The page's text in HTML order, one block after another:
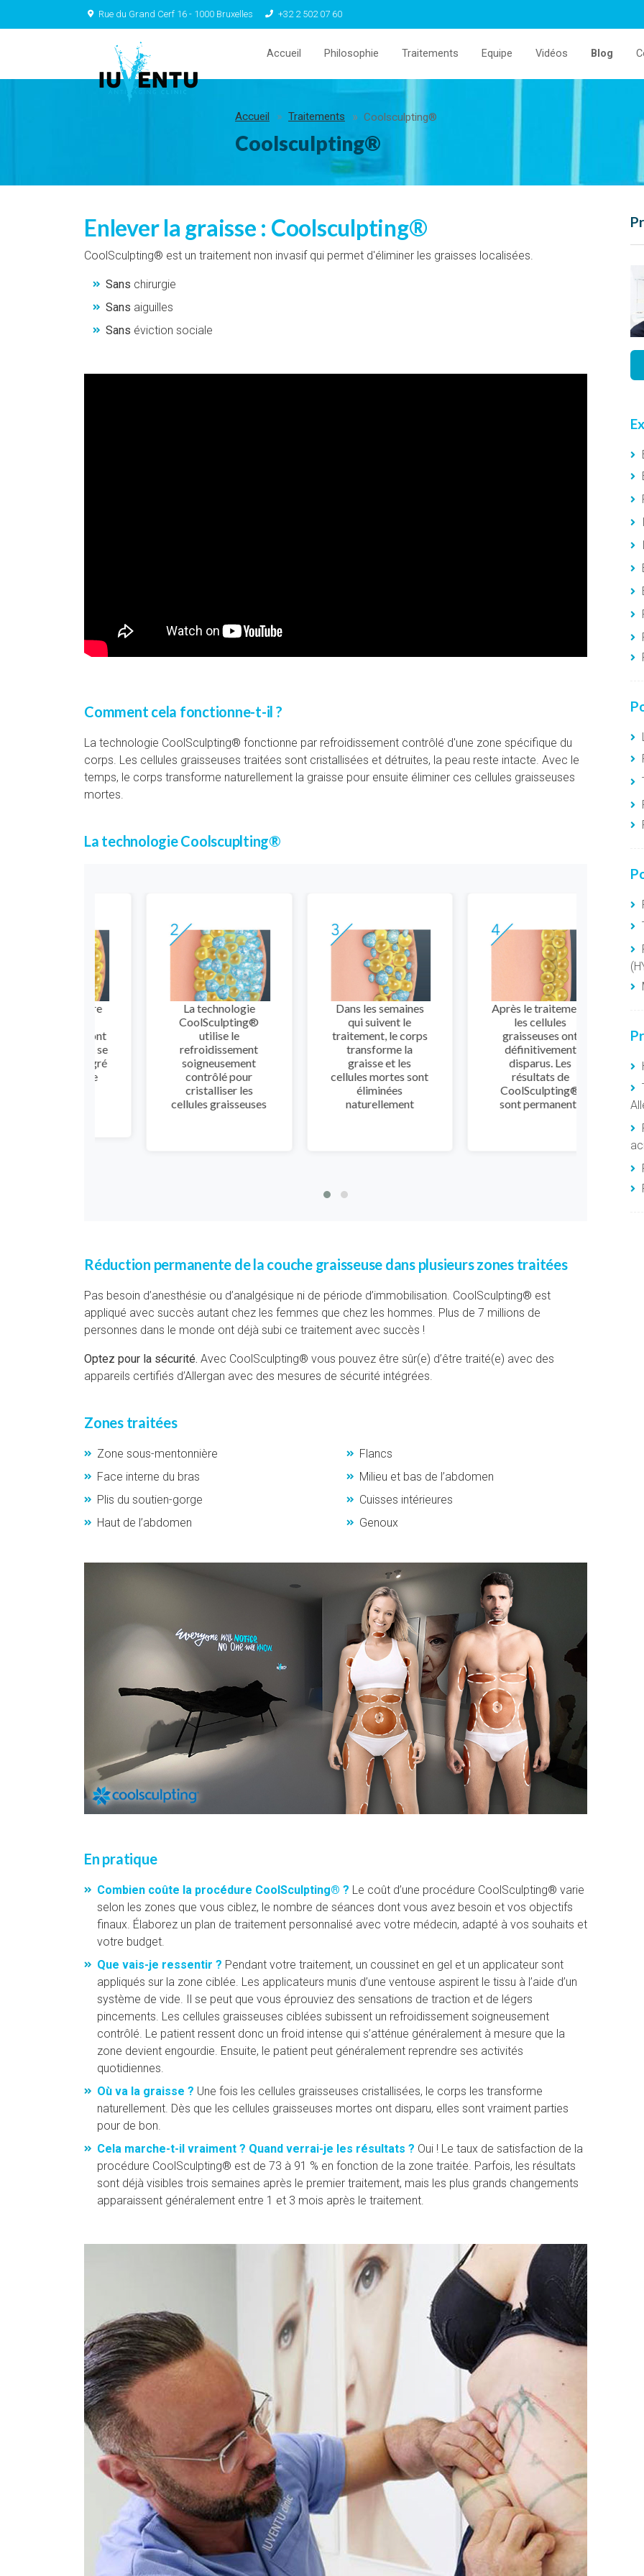
Rue du Grand Cerf 16 - 1000 Bruxelles +32 2 502 07 60
Accueil Philosophie Traitements Equipe Vidéos Blog
Accueil Traitements Coolsculpting®
Coolsculpting®
Enlever la graisse : Coolsculpting®
CoolSculpting® est un traitement non invasif qui permet d'éliminer les graisses localisées.
Sans chirurgie
Sans aiguilles
Sans éviction sociale
Comment cela fonctionne-t-il ?
La technologie CoolSculpting® fonctionne par refroidissement contrôlé d'une zone spécifique du
corps. Les cellules graisseuses traitées sont cristallisées et détruites, la peau reste intacte. Avec le
temps, le corps transforme naturellement la graisse pour ensuite éliminer ces cellules graisseuses
mortes.
La technologie Coolscuplting®
La technologie
CoolSculpting®
refroidissement
soigneusement
contrôlé pour
cristalliser les
cellules graisseuses
Dans les semaines
qui suivent le
traitement, le corps
transforme la
graisse et les
cellules mortes sont
éliminées
naturellement
Après le traitement,
les cellules
graisseuses ont
définitivement
disparus. Les
résultats de
CoolSculpting®
sont permanents
les
Réduction permanente de la couche graisseuse dans plusieurs zones traitées
Pas besoin d’anesthésie ou d’analgésique ni de période d’immobilisation. CoolSculpting® est
appliqué avec succès autant chez les femmes que chez les hommes. Plus de 7 millions de
personnes dans le monde ont déjà subi ce traitement avec succès !
Optez pour la sécurité. Avec CoolSculpting® vous pouvez être sûr(e) d’être traité(e) avec des
appareils certifiés d’Allergan avec des mesures de sécurité intégrées.
Zones traitées
Zone sous-mentonnière
Face interne du bras
Plis du soutien-gorge
Haut de l’abdomen
Flancs
Milieu et bas de l’abdomen
Cuisses intérieures
Genoux
En pratique
Combien coûte la procédure CoolSculpting® ? Le coût d’une procédure CoolSculpting® varie
selon les zones que vous ciblez, le nombre de séances dont vous avez besoin et vos objectifs
finaux. Élaborez un plan de traitement personnalisé avec votre médecin, adapté à vos souhaits et
votre budget.
Que vais-je ressentir ? Pendant votre traitement, un coussinet en gel et un applicateur sont
appliqués sur la zone ciblée. Les applicateurs munis d’une ventouse aspirent le tissu à l’aide d’un
système de vide. Il se peut que vous éprouviez des sensations de traction et de légers
pincements. Les cellules graisseuses ciblées subissent un refroidissement soigneusement
contrôlé. Le patient ressent donc un froid intense qui s’atténue généralement à mesure que la
zone devient engourdie. Ensuite, le patient peut généralement reprendre ses activités
quotidiennes.
Où va la graisse ? Une fois les cellules graisseuses cristallisées, le corps les transforme
naturellement. Dès que les cellules graisseuses mortes ont disparu, elles sont vraiment parties
pour de bon.
Cela marche-t-il vraiment ? Quand verrai-je les résultats ? Oui ! Le taux de satisfaction de la
procédure CoolSculpting® est de 73 à 91 % en fonction de la zone traitée. Parfois, les résultats
sont déjà visibles trois semaines après le premier traitement, mais les plus grands changements
apparaissent généralement entre 1 et 3 mois après le traitement.